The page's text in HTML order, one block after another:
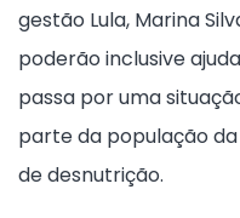
gestão Lula, Marina
poderão inclusive
passa por uma
parte da população
de desnutrição.